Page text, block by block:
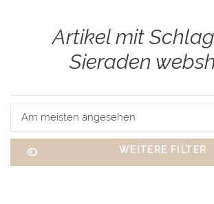
Artikel mit
Sieraden
Am meisten angesehen
WEITERE FILTER